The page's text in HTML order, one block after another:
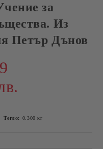
за
Из
Петър Дънов
Тегло: 0.300 кг